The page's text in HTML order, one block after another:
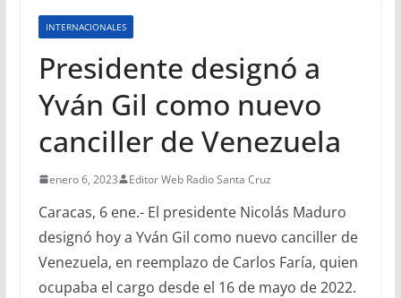
INTERNACIONALES
Presidente designó a
Yván Gil como nuevo
canciller de Venezuela
enero 6, 2023 Editor Web Radio Santa Cruz
Caracas, 6 ene.- El presidente Nicolás Maduro
designó hoy a Yván Gil como nuevo canciller de
Venezuela, en reemplazo de Carlos Faría, quien
ocupaba el cargo desde el 16 de mayo de 2022.